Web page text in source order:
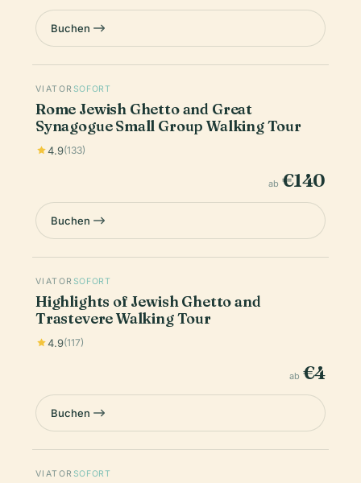
Buchen
VIATOR SOFORT
Rome Jewish Ghetto and Great
Synagogue Small Group Walking Tour
4.9(133)
ab €140
Buchen
VIATOR SOFORT
Highlights of Jewish Ghetto and
Trastevere Walking Tour
4.9(117)
ab €4
Buchen
VIATOR SOFORT